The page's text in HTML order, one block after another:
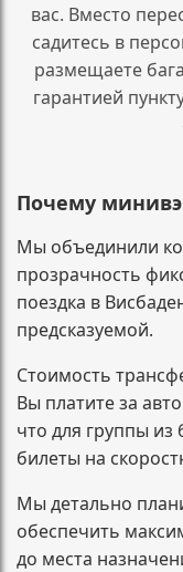
вас. Вместо
садитесь в
размещаете
гарантией
Почему
Мы объединили
прозрачность
поездка в
предсказуемой.
Стоимость
Вы платите за
что для группы из
билеты на
Мы детально
обеспечить
до места